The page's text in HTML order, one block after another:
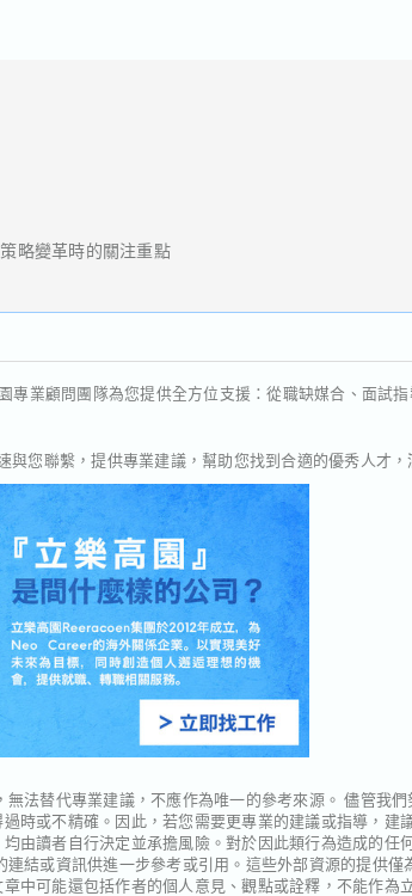
略變革時的關注重點
專業顧問團隊為您提供全方位支援：從職缺媒合、面試
與您聯繫，提供專業建議，幫助您找到合適的優秀人才，
法替代專業建議，不應作為唯一的參考來源。 儘管我
時或不精確。因此，若您需要更專業的建議或指導，建
由讀者自行決定並承擔風險。對於因此類行為造成的任
結或資訊供進一步參考或引用。這些外部資源的提供僅
中可能還包括作者的個人意見、觀點或詮釋，不能作為